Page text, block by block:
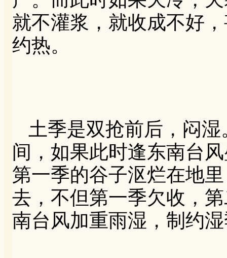
就不灌浆，就收成不好
约热。
土季是双抢前后，闷
间，如果此时逢东南台
第一季的谷子沤烂在地
去，不但第一季欠收，
南台风加重雨湿，制约